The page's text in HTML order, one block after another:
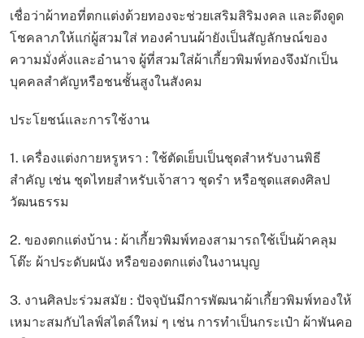
เชื่อว่าผ้าทอที่ตกแต่งด้วยทองจะช่วยเสริมสิริมงคล และดึงดูด
โชคลาภให้แก่ผู้สวมใส่ ทองคำบนผ้ายังเป็นสัญลักษณ์ของ
ความมั่งคั่งและอำนาจ ผู้ที่สวมใส่ผ้าเกี้ยวพิมพ์ทองจึงมักเป็น
บุคคลสำคัญหรือชนชั้นสูงในสังคม
ประโยชน์และการใช้งาน
1. เครื่องแต่งกายหรูหรา : ใช้ตัดเย็บเป็นชุดสำหรับงานพิธี
สำคัญ เช่น ชุดไทยสำหรับเจ้าสาว ชุดรำ หรือชุดแสดงศิลป
วัฒนธรรม
2. ของตกแต่งบ้าน : ผ้าเกี้ยวพิมพ์ทองสามารถใช้เป็นผ้าคลุม
โต๊ะ ผ้าประดับผนัง หรือของตกแต่งในงานบุญ
3. งานศิลปะร่วมสมัย : ปัจจุบันมีการพัฒนาผ้าเกี้ยวพิมพ์ทองให้
เหมาะสมกับไลฟ์สไตล์ใหม่ ๆ เช่น การทำเป็นกระเป๋า ผ้าพันคอ